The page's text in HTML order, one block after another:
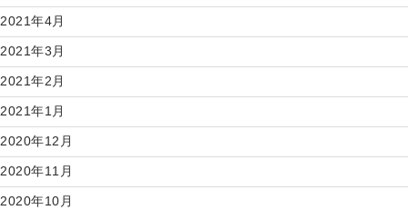
2021年4月
2021年3月
2021年2月
2021年1月
2020年12月
2020年11月
2020年10月